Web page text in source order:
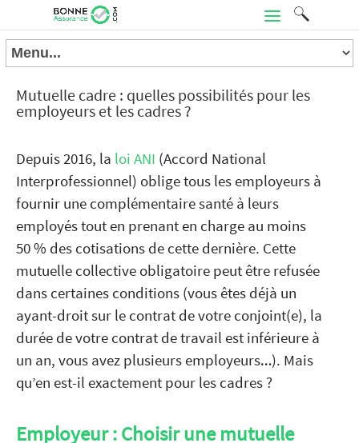
Mutuelle cadre : quelles possibilités pour les
employeurs et les cadres ?
Depuis 2016, la loi ANI (Accord National
Interprofessionnel) oblige tous les employeurs à
fournir une complémentaire santé à leurs
employés tout en prenant en charge au moins
50 % des cotisations de cette dernière. Cette
mutuelle collective obligatoire peut être refusée
dans certaines conditions (vous êtes déjà un
ayant-droit sur le contrat de votre conjoint(e), la
durée de votre contrat de travail est inférieure à
un an, vous avez plusieurs employeurs…). Mais
qu’en est-il exactement pour les cadres ?
Employeur : Choisir une mutuelle